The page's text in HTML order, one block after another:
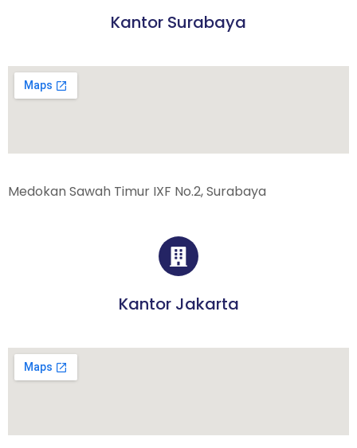
Kantor Surabaya
Medokan Sawah Timur IXF No.2, Surabaya
Kantor Jakarta